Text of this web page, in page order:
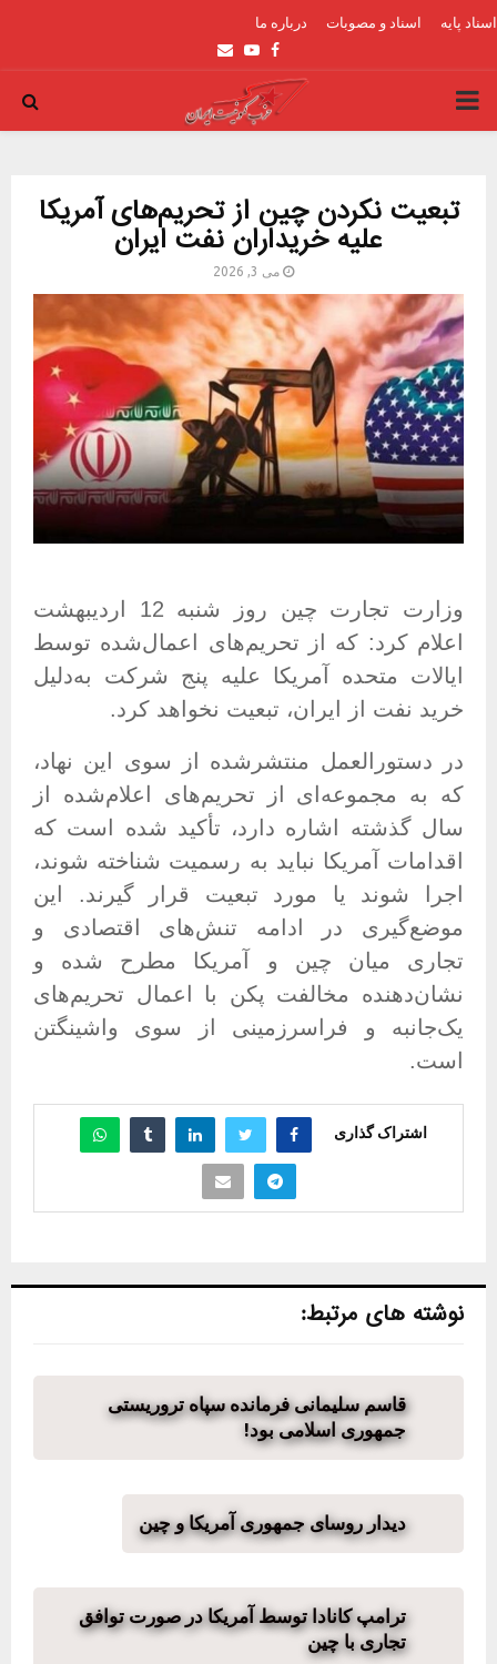
اسناد پایه اسناد و مصوبات درباره ما
Facebook
Youtube
Email
PRIMARY
تبعیت نکردن چین از تحریم‌های آمریکا
علیه خریداران نفت ایران
می 3, 2026
وزارت تجارت چین روز شنبه 12 اردیبهشت
اعلام کرد: که از تحریم‌های اعمال‌شده توسط
ایالات متحده آمریکا علیه پنج شرکت به‌دلیل
خرید نفت از ایران، تبعیت نخواهد کرد.
در دستورالعمل منتشرشده از سوی این نهاد،
که به مجموعه‌ای از تحریم‌های اعلام‌شده از
سال گذشته اشاره دارد، تأکید شده است که
اقدامات آمریکا نباید به رسمیت شناخته شوند،
اجرا شوند یا مورد تبعیت قرار گیرند. این
موضع‌گیری در ادامه تنش‌های اقتصادی و
تجاری میان چین و آمریکا مطرح شده و
نشان‌دهنده مخالفت پکن با اعمال تحریم‌های
یک‌جانبه و فراسرزمینی از سوی واشینگتن
است.
اشتراک گذاری
نوشته های مرتبط:
قاسم سلیمانی فرمانده سپاه تروریستی
جمهوری اسلامی بود!
دیدار روسای جمهوری آمریکا و چین
ترامپ کانادا توسط آمریکا در صورت توافق
تجاری با چین